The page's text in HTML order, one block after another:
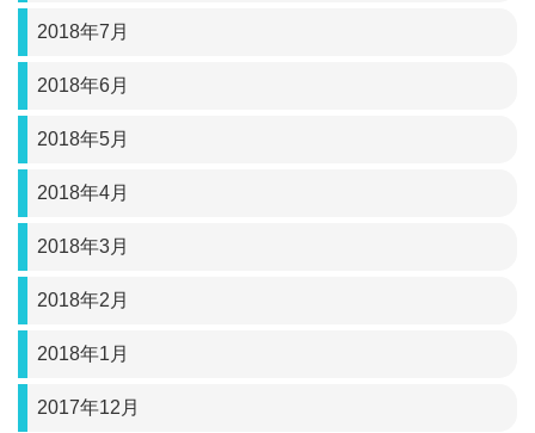
2018年7月
2018年6月
2018年5月
2018年4月
2018年3月
2018年2月
2018年1月
2017年12月